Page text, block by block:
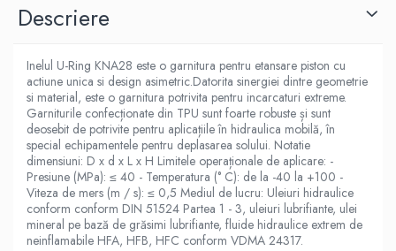
Descriere
Inelul U-Ring KNA28 este o garnitura pentru etansare piston cu
actiune unica si design asimetric.Datorita sinergiei dintre geometrie
si material, este o garnitura potrivita pentru incarcaturi extreme.
Garniturile confecționate din TPU sunt foarte robuste și sunt
deosebit de potrivite pentru aplicațiile în hidraulica mobilă, în
special echipamentele pentru deplasarea solului. Notatie
dimensiuni: D x d x L x H Limitele operaționale de aplicare: -
Presiune (MPa): ≤ 40 - Temperatura (° C): de la -40 la +100 -
Viteza de mers (m / s): ≤ 0,5 Mediul de lucru: Uleiuri hidraulice
conform conform DIN 51524 Partea 1 - 3, uleiuri lubrifiante, ulei
mineral pe bază de grăsimi lubrifiante, fluide hidraulice extrem de
neinflamabile HFA, HFB, HFC conform VDMA 24317.